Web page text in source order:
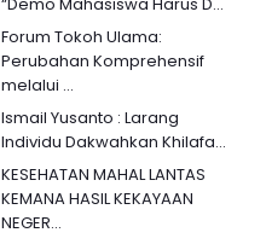
Forum Tokoh Ulama:
Perubahan Komprehensif
melalui ...
Ismail Yusanto : Larang
Individu Dakwahkan Khilafa...
KESEHATAN MAHAL LANTAS
KEMANA HASIL KEKAYAAN
NEGER...